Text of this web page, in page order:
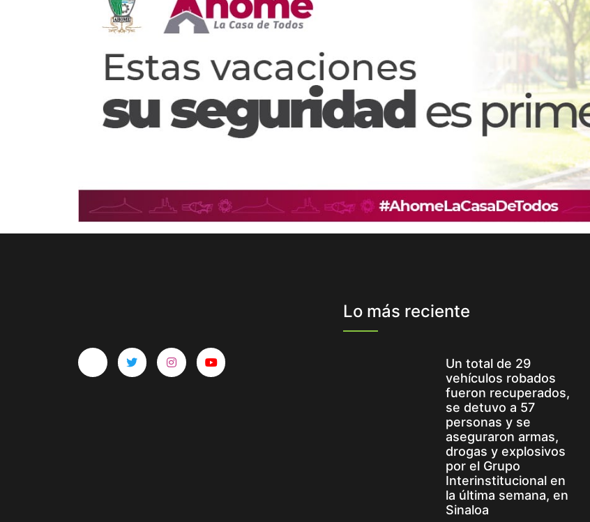
Lo más reciente
Un total de 29
vehículos robados
fueron recuperados,
se detuvo a 57
personas y se
aseguraron armas,
drogas y explosivos
por el Grupo
Interinstitucional en
la última semana, en
Sinaloa